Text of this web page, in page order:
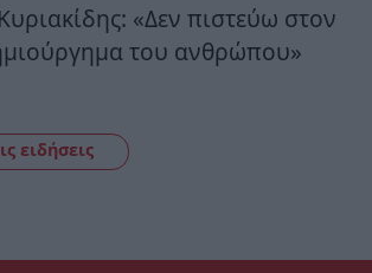
«Δεν πιστεύω στον
του ανθρώπου»
ειδήσεις